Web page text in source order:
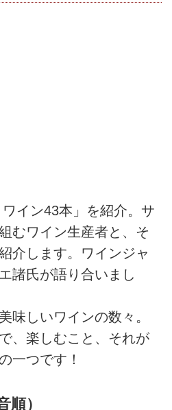
イン43本」を紹介。サ
むワイン生産者と、そ
介します。ワインジャ
諸氏が語り合いまし
味しいワインの数々。
、楽しむこと、それが
一つです！
順）